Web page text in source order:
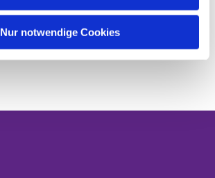
Nur notwendige Cookies